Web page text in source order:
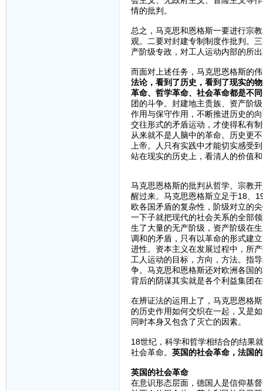
情的批判。
总之，马克思和恩格斯一要进行宗
观。二要对封建专制制度作批判。
产阶级专政，对工人运动内部的所
而面对上述任务，马克思恩格斯的
法论，看到了历史，看到了现实的
革命、哲学革命、社会革命都是不
团的斗争。封建地主贵族、资产阶
作用与保守作用，不断推进历史的
交往形式的矛盾运动，才使得私有
从来就不是人脑中的革命。历史更
上帝。人只有实践中才能切实感受
站在现实的历史上，看清人的价值
马克思恩格斯的批判从哲学、宗教
醒过来。马克思恩格斯立足于18、
欧各国矛盾的复杂性，阶级对立的
一下子就把现代的社会关系的全部
生了大量的无产阶级，资产阶级在
调和的矛盾，只有以革命的形式建
进性。资本主义在发展过程中，所
工人运动的目标，方向，方法。指
争。马克思和恩格斯还对欧洲各国
背后的阴谋其实就是各个利益集团
在辨证法的运用上了，马克思恩格
的历史作用如何交织在一起，又是
同时本身又包含了灭亡的因素。
18世纪，科学和哲学相结合的结果
社会革命。 英国的社会革命，法国
英国的社会革命
在意识形态层面，德国人是信仰基